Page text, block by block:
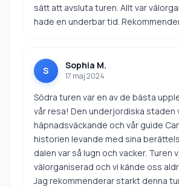
sätt att avsluta turen. Allt var
hade en underbar tid.
S Sophia M.
17 maj 2024
Södra turen var en av de bästa
vår resa! Den underjordiska staden
häpnadsväckande och vår guide
historien levande med sina
dalen var så lugn och vacker. Turen
välorganiserad och vi kände oss
Jag rekommenderar starkt denna